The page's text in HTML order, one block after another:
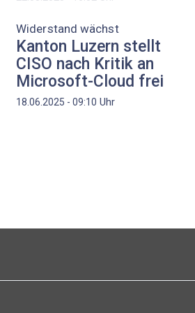
Widerstand wächst
Kanton Luzern stellt
CISO nach Kritik an
Microsoft-Cloud frei
18.06.2025 - 09:10 Uhr